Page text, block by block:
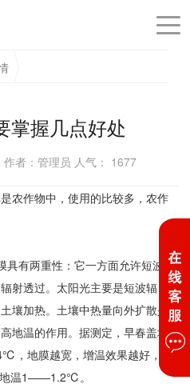
掌握几点好处
者：管理员 人气： 1677
农作物中，使用的比较多，农作
具有两重性：它一方面允许短波辐
射透过。太阳光主要是短波辐
壤加热。土壤中热量向外扩散是
地温的作用。据测定，早春盖地
，地膜越宽，增温效果越好，例
地温1——1.2℃。